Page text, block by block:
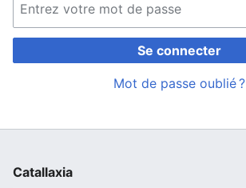
Se connecter
Mot de passe oublié ?
Catallaxia